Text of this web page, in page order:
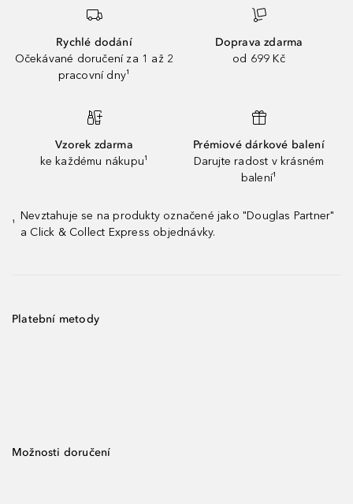
Rychlé dodání
Očekávané doručení za 1 až 2
pracovní dny¹
Doprava zdarma
od 699 Kč
Vzorek zdarma
ke každému nákupu¹
Prémiové dárkové balení
Darujte radost v krásném
balení¹
¹
Nevztahuje se na produkty označené jako "Douglas Partner"
a Click & Collect Express objednávky.
Platební metody
Možnosti doručení